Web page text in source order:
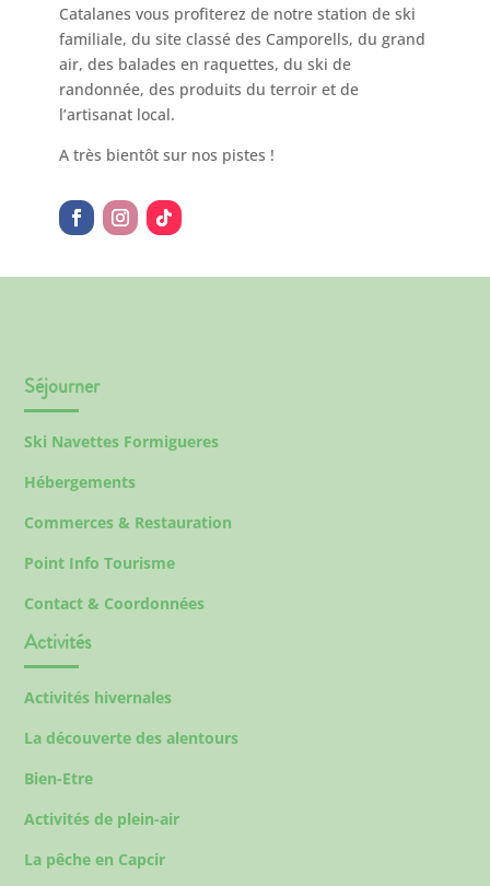
Catalanes vous profiterez de notre station de ski
familiale, du site classé des Camporells, du grand
air, des balades en raquettes, du ski de
randonnée, des produits du terroir et de
l’artisanat local.
A très bientôt sur nos pistes !
Séjourner
Ski Navettes Formigueres
Hébergements
Commerces & Restauration
Point Info Tourisme
Contact & Coordonnées
Activités
Activités hivernales
La découverte des alentours
Bien-Etre
Activités de plein-air
La pêche en Capcir